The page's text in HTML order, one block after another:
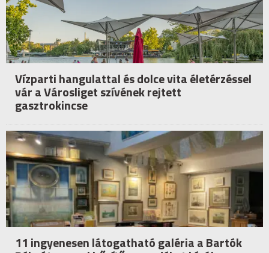
Vízparti hangulattal és dolce vita életérzéssel
vár a Városliget szívének rejtett
gasztrokincse
11 ingyenesen látogatható galéria a Bartók